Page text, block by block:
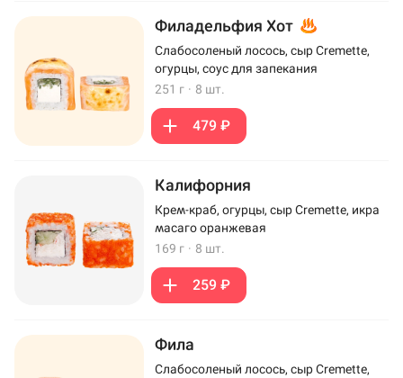
Филадельфия Хот
Слабосоленый лосось, сыр Cremette,
огурцы, соус для запекания
251 г · 8 шт.
479 ₽
Калифорния
Крем-краб, огурцы, сыр Cremette, икра
масаго оранжевая
169 г · 8 шт.
259 ₽
Фила
Слабосоленый лосось, сыр Cremette,